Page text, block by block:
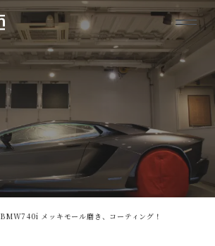
BMW740i メッキモール磨き、コーティング！